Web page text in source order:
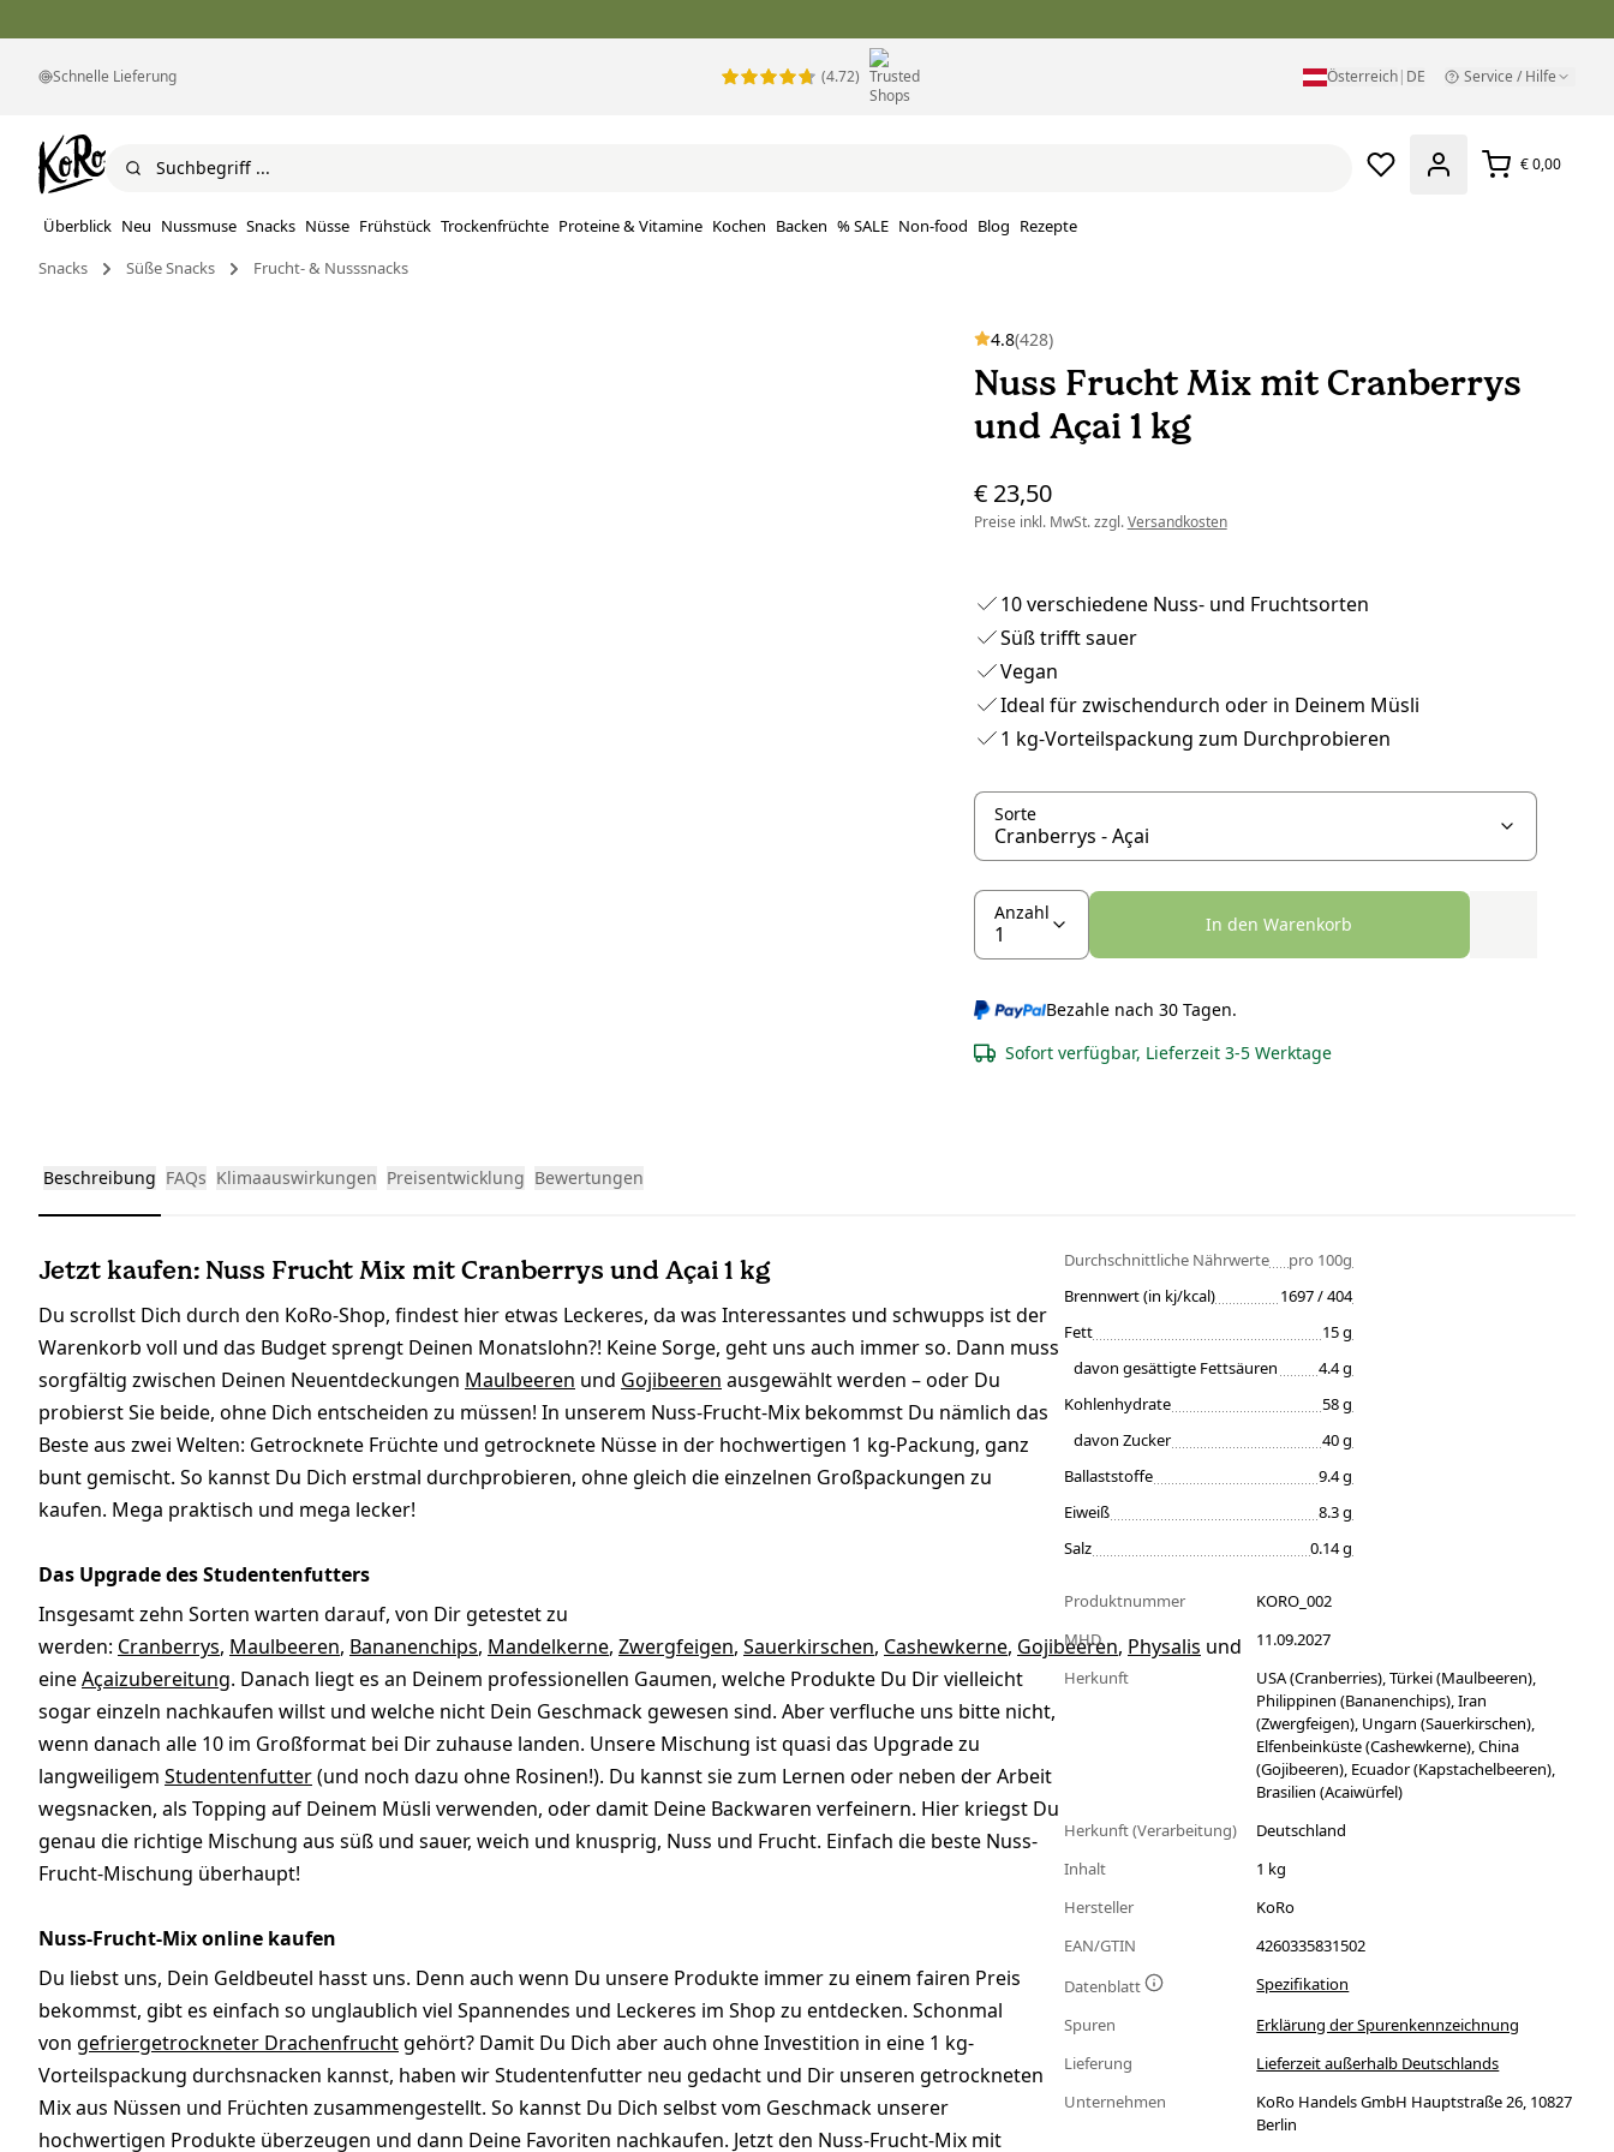
Schnelle Lieferung (4.72) Österreich| DE Service / Hilfe
€ 0,00
Überblick Neu Nussmuse Snacks Nüsse Frühstück Trockenfrüchte Proteine ​​& Vitamine Kochen Backen % SALE Non-food Blog Rezepte
Snacks
Süße Snacks Frucht- & Nusssnacks
4.8(428)
Nuss Frucht Mix mit Cranberrys
und Açai 1 kg
€ 23,50
Preise inkl. MwSt. zzgl.Versandkosten
10 verschiedene Nuss- und Fruchtsorten
Süß trifft sauer
Vegan
Ideal für zwischendurch oder in Deinem Müsli
1 kg-Vorteilspackung zum Durchprobieren
Sorte
Anzahl
In den Warenkorb
Bezahle nach 30 Tagen.
Sofort verfügbar, Lieferzeit 3-5 Werktage
Beschreibung FAQs Klimaauswirkungen Preisentwicklung Bewertungen
Jetzt kaufen: Nuss Frucht Mix mit Cranberrys und Açai 1 kg
Du scrollst Dich durch den KoRo-Shop, findest hier etwas Leckeres, da was Interessantes und schwupps ist der
Warenkorb voll und das Budget sprengt Deinen Monatslohn?! Keine Sorge, geht uns auch immer so. Dann muss
sorgfältig zwischen Deinen Neuentdeckungen Maulbeeren und Gojibeeren ausgewählt werden – oder Du
probierst Sie beide, ohne Dich entscheiden zu müssen! In unserem Nuss-Frucht-Mix bekommst Du nämlich das
Beste aus zwei Welten: Getrocknete Früchte und getrocknete Nüsse in der hochwertigen 1 kg-Packung, ganz
bunt gemischt. So kannst Du Dich erstmal durchprobieren, ohne gleich die einzelnen Großpackungen zu
kaufen. Mega praktisch und mega lecker!
Das Upgrade des Studentenfutters
Insgesamt zehn Sorten warten darauf, von Dir getestet zu
werden: Cranberrys, Maulbeeren, Bananenchips, Mandelkerne, Zwergfeigen, Sauerkirschen, Cashewkerne, Gojibeeren, Physalis und
eineAçaizubereitung. Danach liegt es an Deinem professionellen Gaumen, welche Produkte Du Dir vielleicht
sogar einzeln nachkaufen willst und welche nicht Dein Geschmack gewesen sind. Aber verfluche uns bitte nicht,
wenn danach alle 10 im Großformat bei Dir zuhause landen. Unsere Mischung ist quasi das Upgrade zu
langweiligem Studentenfutter(und noch dazu ohne Rosinen!). Du kannst sie zum Lernen oder neben der Arbeit
wegsnacken, als Topping auf Deinem Müsli verwenden, oder damit Deine Backwaren verfeinern. Hier kriegst Du
genau die richtige Mischung aus süß und sauer, weich und knusprig, Nuss und Frucht. Einfach die beste Nuss-
Frucht-Mischung überhaupt!
Nuss-Frucht-Mix online kaufen
Du liebst uns, Dein Geldbeutel hasst uns. Denn auch wenn Du unsere Produkte immer zu einem fairen Preis
bekommst, gibt es einfach so unglaublich viel Spannendes und Leckeres im Shop zu entdecken. Schonmal
von gefriergetrockneter Drachenfruchtgehört? Damit Du Dich aber auch ohne Investition in eine 1 kg-
Vorteilspackung durchsnacken kannst, haben wir Studentenfutter neu gedacht und Dir unseren getrockneten
Mix aus Nüssen und Früchten zusammengestellt. So kannst Du Dich selbst vom Geschmack unserer
hochwertigen Produkte überzeugen und dann Deine Favoriten nachkaufen. Jetzt den Nuss-Frucht-Mix mit
Durchschnittliche Nährwerte
pro 100g
Brennwert (in kj/kcal)
1697 / 404
Fett
15 g
davon gesättigte Fettsäuren
4.4 g
Kohlenhydrate
58 g
davon Zucker
40 g
Ballaststoffe
9.4 g
Eiweiß
8.3 g
Salz
0.14 g
Produktnummer
KORO_002
MHD
11.09.2027
Herkunft
USA (Cranberries), Türkei (Maulbeeren),
Philippinen (Bananenchips), Iran
(Zwergfeigen), Ungarn (Sauerkirschen),
Elfenbeinküste (Cashewkerne), China
(Gojibeeren), Ecuador (Kapstachelbeeren),
Brasilien (Acaiwürfel)
Herkunft (Verarbeitung)
Deutschland
Inhalt
1 kg
Hersteller
KoRo
EAN/GTIN
4260335831502
Datenblatt
Spezifikation
Spuren
Erklärung der Spurenkennzeichnung
Lieferung
Lieferzeit außerhalb Deutschlands
Unternehmen
KoRo Handels GmbH Hauptstraße 26, 10827
Berlin